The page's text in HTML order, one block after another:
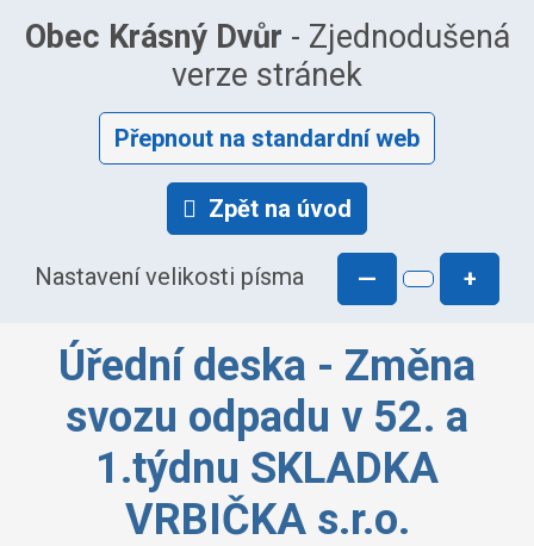
Obec Krásný Dvůr - Zjednodušená
verze stránek
Přepnout na standardní web
Zpět na úvod
Nastavení velikosti písma — +
Úřední deska - Změna
svozu odpadu v 52. a
1.týdnu SKLADKA
VRBIČKA s.r.o.